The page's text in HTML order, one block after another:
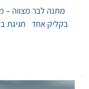
מתנה לבר מצווה –
בקליק אחד חגיגת